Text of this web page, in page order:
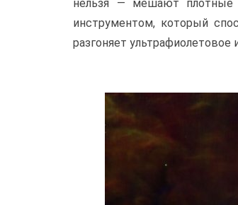
нельзя — мешают плотные
инструментом, который
разгоняет ультрафиолетовое